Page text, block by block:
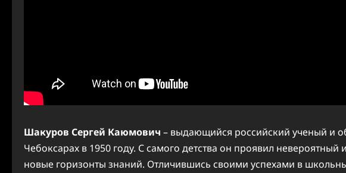
Шакуров Сергей Каюмович – выдающийся российский ученый и
Чебоксарах в 1950 году. С самого детства он проявил невероятный
новые горизонты знаний. Отличившись своими успехами в